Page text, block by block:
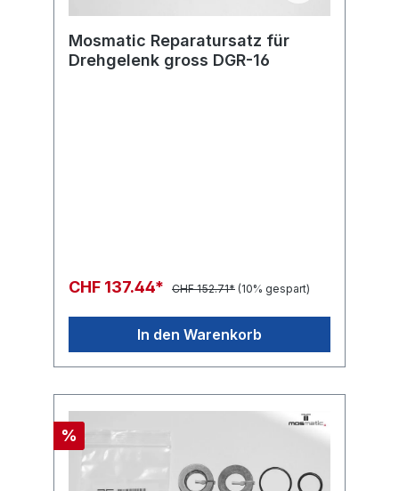
Mosmatic Reparatursatz für
Drehgelenk gross DGR-16
CHF 137.44* CHF 152.71* (10% gespart)
In den Warenkorb
%